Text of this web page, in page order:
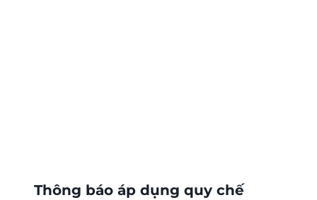
Thông báo áp dụng quy chế